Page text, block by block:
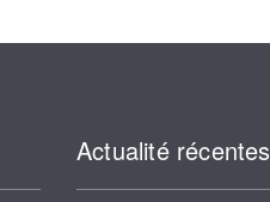
Actualité récentes